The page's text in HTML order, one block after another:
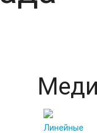
Линейные